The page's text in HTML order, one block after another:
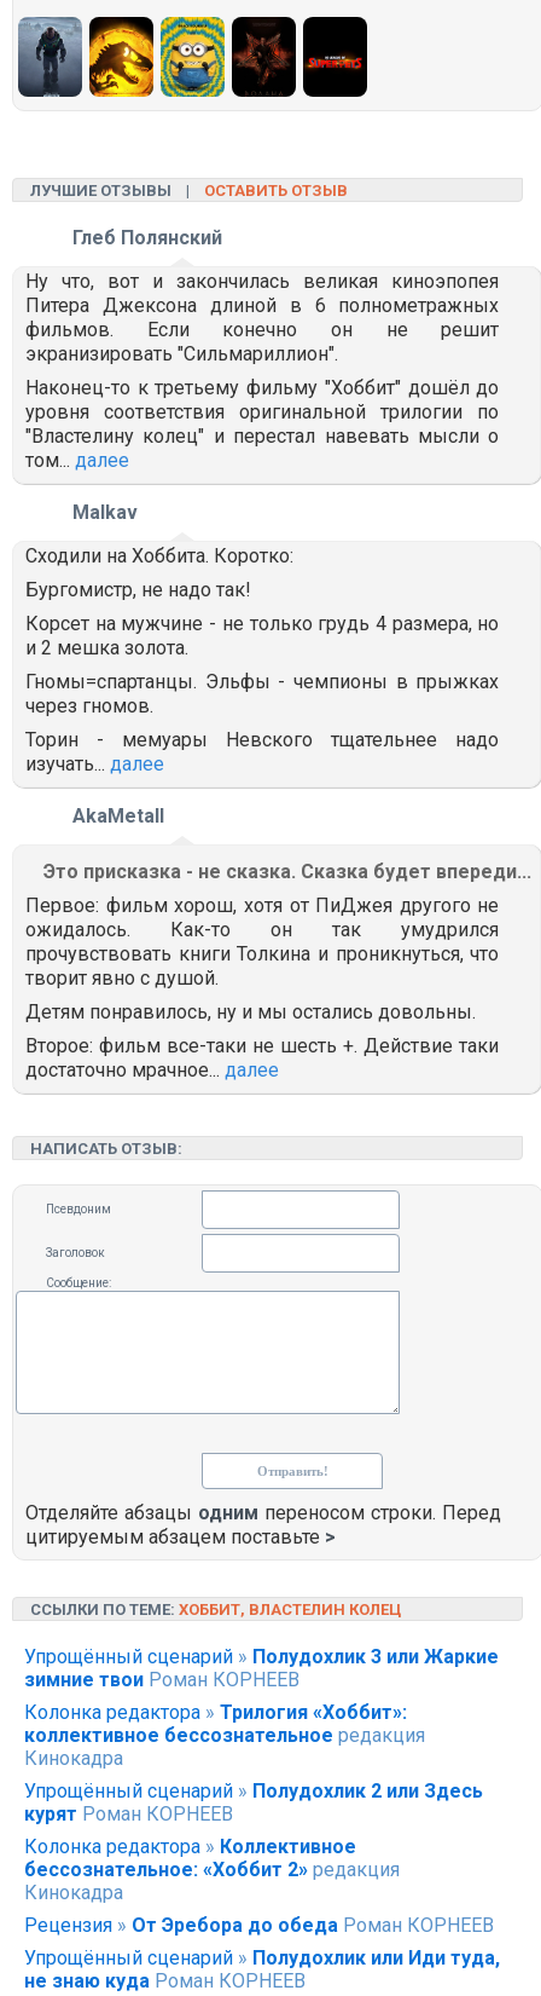
ЛУЧШИЕ ОТЗЫВЫ | ОСТАВИТЬ ОТЗЫВ
Глеб Полянский
Ну что, вот и закончилась великая киноэпопея
Питера Джексона длиной в 6 полнометражных
фильмов. Если конечно он не решит
экранизировать "Сильмариллион".
Наконец-то к третьему фильму "Хоббит" дошёл до
уровня соответствия оригинальной трилогии по
"Властелину колец" и перестал навевать мысли о
том... далее
Malkav
Сходили на Хоббита. Коротко:
Бургомистр, не надо так!
Корсет на мужчине - не только грудь 4 размера, но
и 2 мешка золота.
Гномы=спартанцы. Эльфы - чемпионы в прыжках
через гномов.
Торин - мемуары Невского тщательнее надо
изучать... далее
AkaMetall
Это присказка - не сказка. Сказка будет впереди...
Первое: фильм хорош, хотя от ПиДжея другого не
ожидалось. Как-то он так умудрился
прочувствовать книги Толкина и проникнуться, что
творит явно с душой.
Детям понравилось, ну и мы остались довольны.
Второе: фильм все-таки не шесть +. Действие таки
достаточно мрачное... далее
НАПИСАТЬ ОТЗЫВ:
Псевдоним
Заголовок
Сообщение:
Отделяйте абзацы одним переносом строки. Перед
цитируемым абзацем поставьте >
ССЫЛКИ ПО ТЕМЕ: ХОББИТ, ВЛАСТЕЛИН КОЛЕЦ
Упрощённый сценарий » Полудохлик 3 или Жаркие
зимние твои Роман КОРНЕЕВ
Колонка редактора » Трилогия «Хоббит»:
коллективное бессознательное редакция
Кинокадра
Упрощённый сценарий » Полудохлик 2 или Здесь
курят Роман КОРНЕЕВ
Колонка редактора » Коллективное
бессознательное: «Хоббит 2» редакция
Кинокадра
Рецензия » От Эребора до обеда Роман КОРНЕЕВ
Упрощённый сценарий » Полудохлик или Иди туда,
не знаю куда Роман КОРНЕЕВ